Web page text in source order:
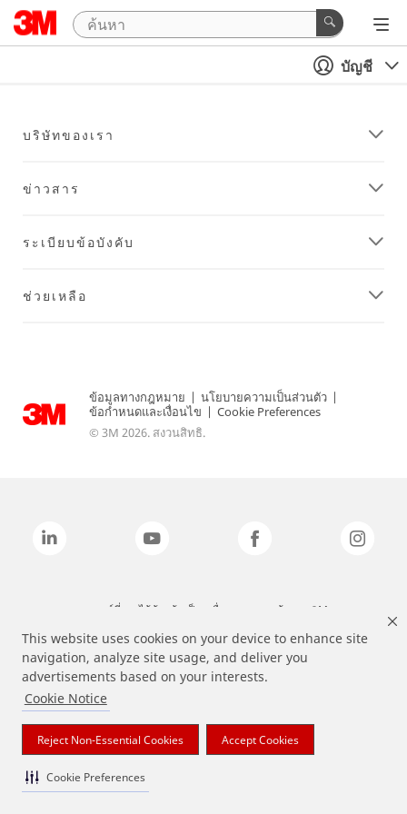
This website uses cookies on your device to enhance site
navigation, analyze site usage, and deliver you
advertisements based on your interests.
Cookie Notice
Reject Non-Essential Cookies Accept Cookies
Cookie Preferences
บัญชี
บริษัทของเรา
ข่าวสาร
ระเบียบข้อบังคับ
ช่วยเหลือ
ข้อมูลทางกฎหมาย | นโยบายความเป็นส่วนตัว |
ข้อกำหนดและเงื่อนไข | Cookie Preferences
© 3M 2026. สงวนสิทธิ.
แบรนด์ที่ระบุไว้ข้างต้นเป็นเครื่องหมายการค้าของ 3M